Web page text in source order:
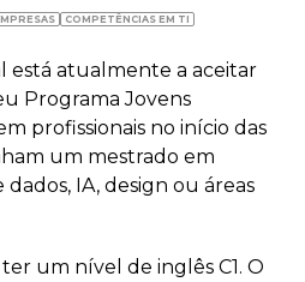
COMPETÊNCIAS EM TI
está atualmente a aceitar
Programa Jovens
profissionais no início das
um mestrado em
IA, design ou áreas
um nível de inglês C1. O